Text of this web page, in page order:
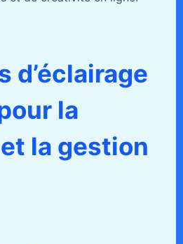
d’éclairage
la
la gestion